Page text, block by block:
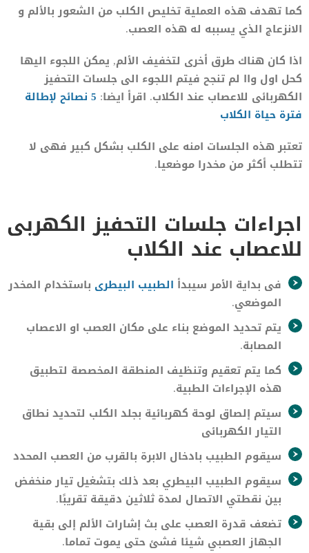
كما تهدف هذه العملية تخليص الكلب من الشعور بالألم و
الانزعاج الذي يسببه له هذه العصب.
اذا كان هناك طرق أخرى لتخفيف الألم, يمكن اللجوء اليها
كحل اول واا لم تنجح فيتم اللجوء الى جلسات التحفيز
الكهربائى للاعصاب عند الكلاب. اقرأ ايضا:
5 نصائح لإطالة
فترة حياة الكلاب
تعتبر هذه الجلسات امنه على الكلب بشكل كبير فهى لا
تتطلب أكثر من مخدرا موضعيا.
اجراءات جلسات التحفيز الكهربى
للاعصاب عند الكلاب
فى بداية الأمر سيبدأ الطبيب البيطرى باستخدام المخدر
الموضعي.
يتم تحديد الموضع بناء على مكان العصب او الاعصاب
المصابة.
كما يتم تعقيم وتنظيف المنطقة المخصصة لتطبيق
هذه الإجراءات الطبية.
سيتم إلصاق لوحة كهربائية بجلد الكلب لتحديد نطاق
التيار الكهربائى
سيقوم الطبيب بادخال الابرة بالقرب من العصب المحدد
سيقوم الطبيب البيطري بعد ذلك بتشغيل تيار منخفض
بين نقطتي الاتصال لمدة ثلاثين دقيقة تقريبًا.
تضعف قدرة العصب على بث إشارات الألم إلى بقية
الجهاز العصبي شيئا فشئ حتى يموت تماما.